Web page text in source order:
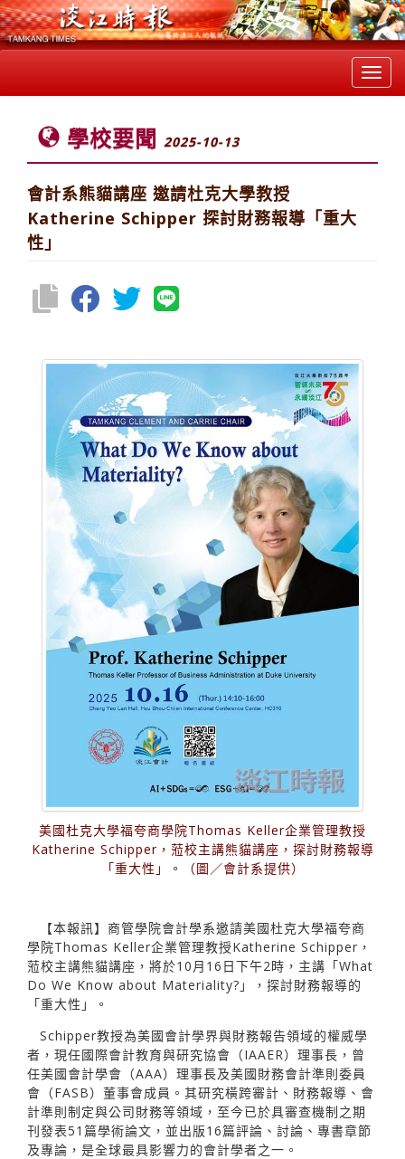
學校要聞 2025-10-13
會計系熊貓講座 邀請杜克大學教授
Katherine Schipper 探討財務報導「重大
性」
美國杜克大學福夸商學院Thomas Keller企業管理教授
Katherine Schipper，蒞校主講熊貓講座，探討財務報導
「重大性」。（圖／會計系提供）
【本報訊】商管學院會計學系邀請美國杜克大學福夸商
學院Thomas Keller企業管理教授Katherine Schipper，
蒞校主講熊貓講座，將於10月16日下午2時，主講「What
Do We Know about Materiality?」，探討財務報導的
「重大性」。
Schipper教授為美國會計學界與財務報告領域的權威學
者，現任國際會計教育與研究協會（IAAER）理事長，曾
任美國會計學會（AAA）理事長及美國財務會計準則委員
會（FASB）董事會成員。其研究橫跨審計、財務報導、會
計準則制定與公司財務等領域，至今已於具審查機制之期
刊發表51篇學術論文，並出版16篇評論、討論、專書章節
及專論，是全球最具影響力的會計學者之一。